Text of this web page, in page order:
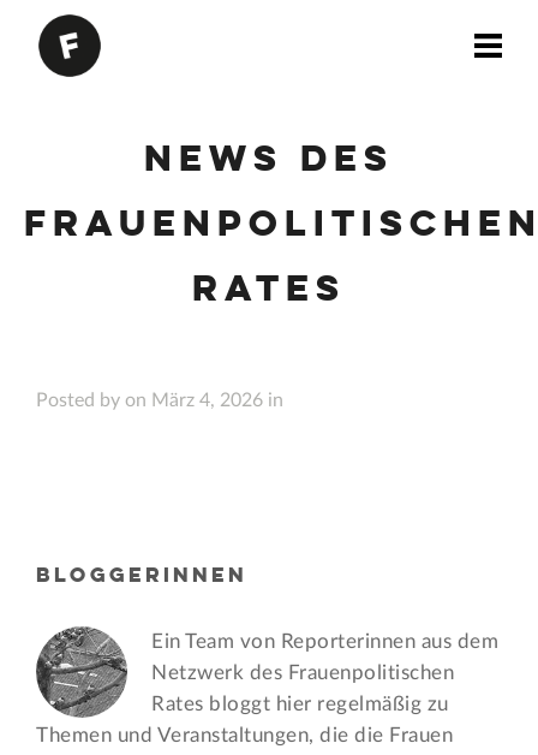
News des
Rates
Posted by on März 4, 2026 in
BLOGGERINNEN
Ein Team von Reporterinnen aus dem
Netzwerk des Frauen­politischen
Rates bloggt hier regelmäßig zu
Themen und Veran­staltungen, die die Frauen